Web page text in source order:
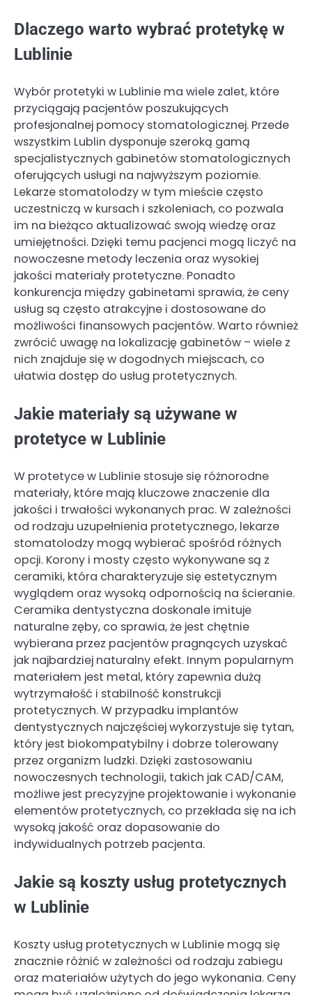
Dlaczego warto wybrać protetykę w
Lublinie
Wybór protetyki w Lublinie ma wiele zalet, które
przyciągają pacjentów poszukujących
profesjonalnej pomocy stomatologicznej. Przede
wszystkim Lublin dysponuje szeroką gamą
specjalistycznych gabinetów stomatologicznych
oferujących usługi na najwyższym poziomie.
Lekarze stomatolodzy w tym mieście często
uczestniczą w kursach i szkoleniach, co pozwala
im na bieżąco aktualizować swoją wiedzę oraz
umiejętności. Dzięki temu pacjenci mogą liczyć na
nowoczesne metody leczenia oraz wysokiej
jakości materiały protetyczne. Ponadto
konkurencja między gabinetami sprawia, że ceny
usług są często atrakcyjne i dostosowane do
możliwości finansowych pacjentów. Warto również
zwrócić uwagę na lokalizację gabinetów – wiele z
nich znajduje się w dogodnych miejscach, co
ułatwia dostęp do usług protetycznych.
Jakie materiały są używane w
protetyce w Lublinie
W protetyce w Lublinie stosuje się różnorodne
materiały, które mają kluczowe znaczenie dla
jakości i trwałości wykonanych prac. W zależności
od rodzaju uzupełnienia protetycznego, lekarze
stomatolodzy mogą wybierać spośród różnych
opcji. Korony i mosty często wykonywane są z
ceramiki, która charakteryzuje się estetycznym
wyglądem oraz wysoką odpornością na ścieranie.
Ceramika dentystyczna doskonale imituje
naturalne zęby, co sprawia, że jest chętnie
wybierana przez pacjentów pragnących uzyskać
jak najbardziej naturalny efekt. Innym popularnym
materiałem jest metal, który zapewnia dużą
wytrzymałość i stabilność konstrukcji
protetycznych. W przypadku implantów
dentystycznych najczęściej wykorzystuje się tytan,
który jest biokompatybilny i dobrze tolerowany
przez organizm ludzki. Dzięki zastosowaniu
nowoczesnych technologii, takich jak CAD/CAM,
możliwe jest precyzyjne projektowanie i wykonanie
elementów protetycznych, co przekłada się na ich
wysoką jakość oraz dopasowanie do
indywidualnych potrzeb pacjenta.
Jakie są koszty usług protetycznych
w Lublinie
Koszty usług protetycznych w Lublinie mogą się
znacznie różnić w zależności od rodzaju zabiegu
oraz materiałów użytych do jego wykonania. Ceny